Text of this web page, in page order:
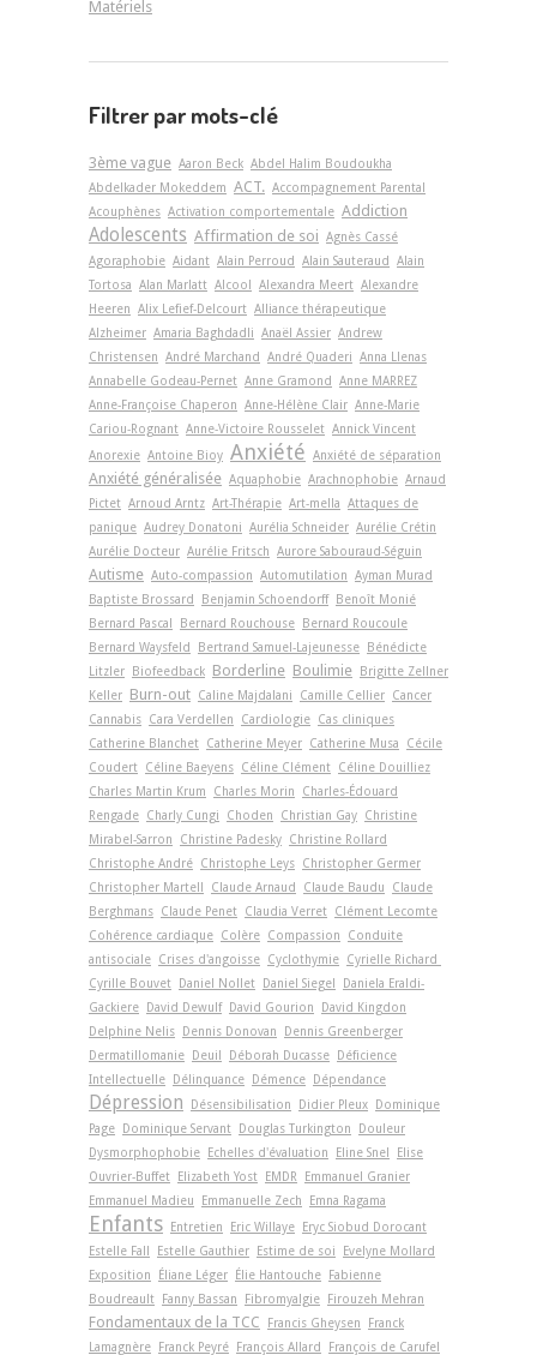
Matériels
Filtrer par mots-clé
3ème vague Aaron Beck Abdel Halim Boudoukha
Abdelkader Mokeddem ACT. Accompagnement Parental
Acouphènes Activation comportementale Addiction
Adolescents Affirmation de soi Agnès Cassé
Agoraphobie Aidant Alain Perroud Alain Sauteraud Alain
Tortosa Alan Marlatt Alcool Alexandra Meert Alexandre
Heeren Alix Lefief-Delcourt Alliance thérapeutique
Alzheimer Amaria Baghdadli Anaël Assier Andrew
Christensen André Marchand André Quaderi Anna Llenas
Annabelle Godeau-Pernet Anne Gramond Anne MARREZ
Anne-Françoise Chaperon Anne-Hélène Clair Anne-Marie
Cariou-Rognant Anne-Victoire Rousselet Annick Vincent
Anorexie Antoine Bioy Anxiété Anxiété de séparation
Anxiété généralisée Aquaphobie Arachnophobie Arnaud
Pictet Arnoud Arntz Art-Thérapie Art-­mella Attaques de
panique Audrey Donatoni Aurélia Schneider Aurélie Crétin
Aurélie Docteur Aurélie Fritsch Aurore Sabouraud-Séguin
Autisme Auto-compassion Automutilation Ayman Murad
Baptiste Brossard
Benjamin Schoendorff Benoît Monié
Bernard Pascal
Bernard Rouchouse Bernard Roucoule
Bernard Waysfeld
Bertrand Samuel-Lajeunesse Bénédicte
Litzler Biofeedback Borderline Boulimie Brigitte Zellner
Keller Burn-out Caline Majdalani Camille Cellier Cancer
Cannabis Cara Verdellen Cardiologie Cas cliniques
Catherine Blanchet Catherine Meyer Catherine Musa
Cécile
Coudert Céline Baeyens Céline Clément Céline Douilliez
Charles Martin Krum
Charles Morin
Charles-Édouard
Rengade Charly Cungi Choden Christian Gay Christine
Mirabel-Sarron
Christine Padesky Christine Rollard
Christophe André Christophe Leys Christopher Germer
Christopher Martell
Claude Arnaud Claude Baudu
Claude
Berghmans Claude Penet Claudia Verret Clément Lecomte
Cohérence cardiaque Colère Compassion
Conduite
antisociale Crises d'angoisse Cyclothymie Cyrielle Richard
Cyrille Bouvet Daniel Nollet Daniel Siegel
Daniela Eraldi-
Gackiere David Dewulf David Gourion
David Kingdon
Delphine Nelis Dennis Donovan
Dennis Greenberger
Dermatillomanie Deuil Déborah Ducasse Déficience
Intellectuelle Délinquance Démence Dépendance
Dépression Désensibilisation Didier Pleux Dominique
Page Dominique Servant Douglas Turkington
Douleur
Dysmorphophobie Echelles d'évaluation Eline Snel
Elise
Ouvrier-Buffet Elizabeth Yost EMDR
Emmanuel Granier
Emmanuel Madieu
Emmanuelle Zech Emna Ragama
Enfants Entretien Eric Willaye Eryc Siobud Dorocant
Estelle Fall
Estelle Gauthier Estime de soi
Evelyne Mollard
Exposition
Éliane Léger Élie Hantouche Fabienne
Boudreault Fanny Bassan Fibromyalgie Firouzeh Mehran
Fondamentaux de la TCC Francis Gheysen
Franck
Lamagnère Franck Peyré François Allard
François de Carufel